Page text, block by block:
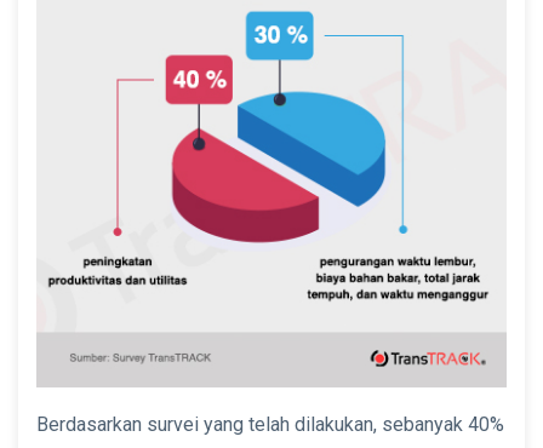
Berdasarkan survei yang telah dilakukan, sebanyak 40%